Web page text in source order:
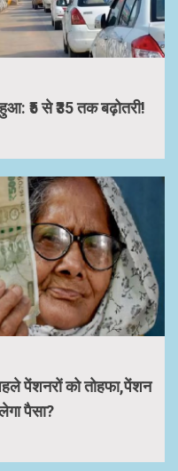
₹5 से ₹35 तक बढ़ोतरी!
पेंशनरों को तोहफा,पेंशन
पैसा?